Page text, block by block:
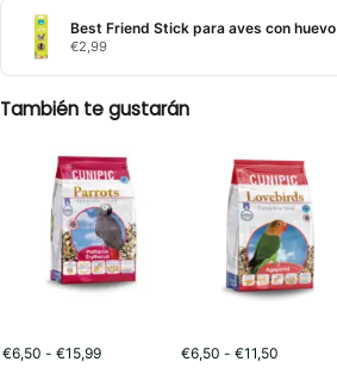
Best Friend Stick para aves con huevo
€2,99
También te gustarán
€6,50 - €15,99Rango
€6,50 - €11,50Rango